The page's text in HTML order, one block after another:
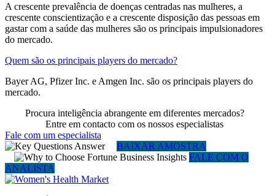
A crescente prevalência de doenças centradas nas mulheres, a
crescente conscientização e a crescente disposição das pessoas em
gastar com a saúde das mulheres são os principais impulsionadores
do mercado.
Quem são os principais players do mercado?
Bayer AG, Pfizer Inc. e Amgen Inc. são os principais players do
mercado.
Procura inteligência abrangente em diferentes mercados?
Entre em contacto com os nossos especialistas
Fale com um especialista
BAIXAR AMOSTRA
FALE COM O
ANALISTA